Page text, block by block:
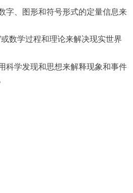
字、图形和符号形式的定量信息来
数学过程和理论来解决现实世界
科学发现和思想来解释现象和事件